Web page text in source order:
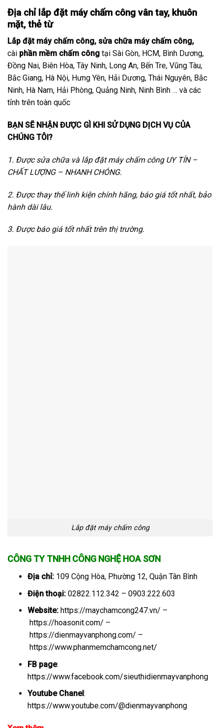
Địa chỉ lắp đặt máy chấm công vân tay, khuôn
mặt, thẻ từ
Lắp đặt máy chấm công, sửa chữa máy chấm công,
cài phần mềm chấm công tại Sài Gòn, HCM, Bình Dương,
Đồng Nai, Biên Hòa, Tây Ninh, Long An, Bến Tre, Vũng Tàu,
Bắc Giang, Hà Nội, Hưng Yên, Hải Dương, Thái Nguyên, Bắc
Ninh, Hà Nam, Hải Phòng, Quảng Ninh, Ninh Bình … và các
tỉnh trên toàn quốc
BẠN SẼ NHẬN ĐƯỢC GÌ KHI SỬ DỤNG DỊCH VỤ CỦA
CHÚNG TÔI?
1. Được sửa chữa và lắp đặt máy chấm công UY TÍN –
CHẤT LƯỢNG – NHANH CHÓNG.
2. Được thay thế linh kiện chính hãng, báo giá tốt nhất, bảo
hành dài lâu.
3. Được báo giá tốt nhất trên thị trường.
Lắp đặt máy chấm công
CÔNG TY TNHH CÔNG NGHỆ HOA SƠN
Địa chỉ:109 Cộng Hòa, Phường 12, Quận Tân Bình
Điện thoại:02822.112.342 – 0903.222.603
Website: https://maychamcong247.vn/ –
https://hoasonit.com/ –
https://dienmayvanphong.com/ –
https://www.phanmemchamcong.net/
FB page:
https://www.facebook.com/sieuthidienmayvanphong
Youtube Chanel:
https://www.youtube.com/@dienmayvanphong